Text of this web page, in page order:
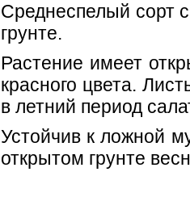
Среднеспелый сорт
грунте.
Растение имеет
красного цвета.
в летний период
Устойчив к ложной
открытом грунте